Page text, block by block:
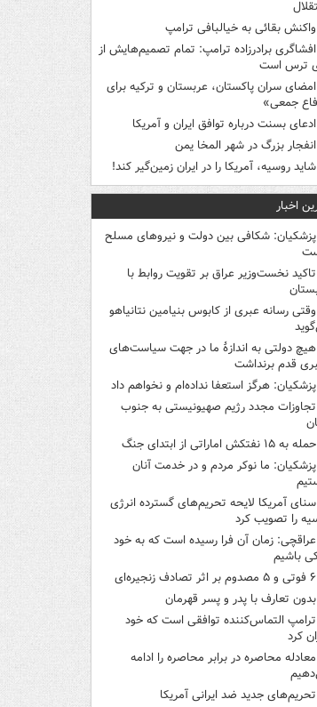
واکنش بقائی به خیالبافی ترامپ
افشاگری برادرزاده ترامپ: تمام تصمیم‌هایش از
ترس است
امضای سران پاکستان، عربستان و ترکیه برای
جمعی»
ادعای بسنت درباره توافق ایران و آمریکا
انفجار بزرگ در شهر المخا یمن
شاید روسیه، آمریکا را در ایران زمین‌گیر کند!
اخبار
پزشکیان: شکافی بین دولت و نیروهای مسلح
تاکید نخست‌وزیر عراق بر تقویت روابط با
وقتی رسانه عبری از کابوس بنیامین نتانیاهو
هیچ دولتی به اندازۀ ما در جهت سیاست‌های
قدم برنداشت
پزشکیان: هرگز استعفا نداده‌ام و نخواهم داد
تجاوزات مجدد رژیم صهیونیستی به جنوب
حمله به ۱۵ نفتکش‌ اماراتی از ابتدای جنگ
پزشکیان: ما نوکر مردم و در خدمت آنان
سنای آمریکا لایحه تحریم‌های گسترده انرژی
را تصویب کرد
عراقچی: زمان آن فرا رسیده است که به خود
باشیم
۶ فوتی و ۵ مصدوم بر اثر تصادف زنجیره‌ای
بدون تعارف با پدر و پسر قهرمان
ترامپ التماس‌کننده توافقی است که خود
کرد
معادله محاصره در برابر محاصره را ادامه
تحریم‌های جدید ضد ایرانی آمریکا